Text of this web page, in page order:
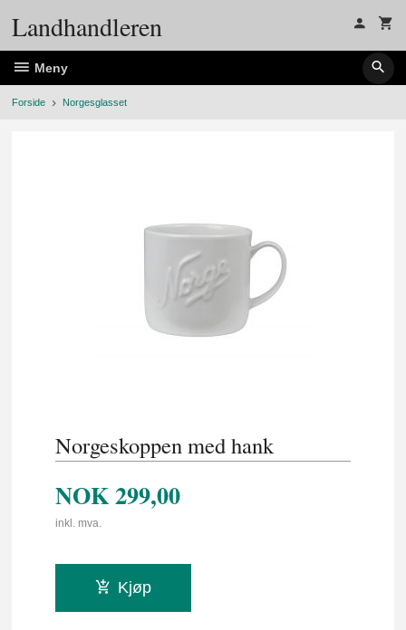
Landhandleren
Meny
Forside Norgesglasset
Norgeskoppen med hank
NOK299,00
inkl. mva.
Kjøp